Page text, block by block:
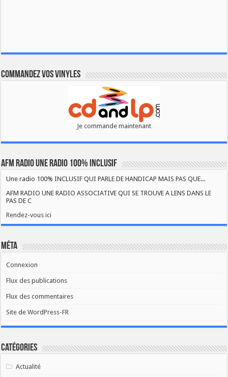
Commandez vos vinyles
Je commande maintenant
AFM RADIO UNE RADIO 100% INCLUSIF
Une radio 100% INCLUSIF QUI PARLE DE HANDICAP MAIS PAS QUE...
AFM RADIO UNE RADIO ASSOCIATIVE QUI SE TROUVE A LENS DANS LE
PAS DE C
Rendez-vous ici
Méta
Connexion
Flux des publications
Flux des commentaires
Site de WordPress-FR
Catégories
Actualité